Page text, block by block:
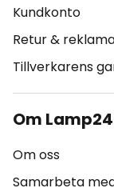
Kundkonto
Retur &
Tillverkarens
Om
Om oss
Samarbeta